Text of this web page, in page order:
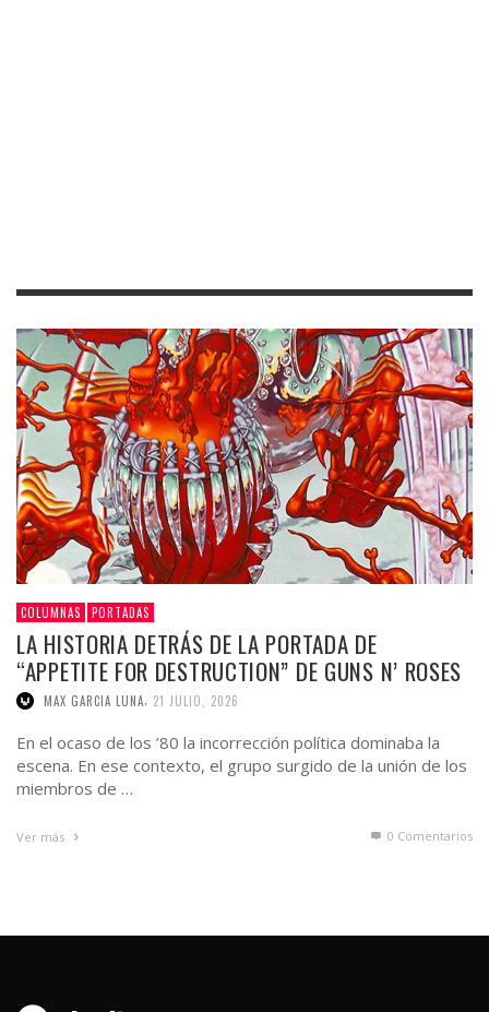
COLUMNAS PORTADAS
LA HISTORIA DETRÁS DE LA PORTADA DE
“APPETITE FOR DESTRUCTION” DE GUNS N’ ROSES
MAX GARCIA LUNA, 21 JULIO, 2026
En el ocaso de los ’80 la incorrección política dominaba la
escena. En ese contexto, el grupo surgido de la unión de los
miembros de …
Ver más 0 Comentarios